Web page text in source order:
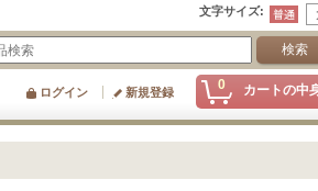
文字サイズ:
0 カートの中
ログイン 新規登録